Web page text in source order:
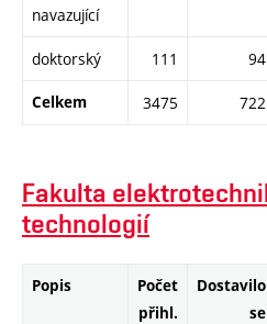
navazující
doktorský 111 94
Celkem 3475 722
Fakulta
technologií
Popis
Počet
přihl.
Dostavilo
se